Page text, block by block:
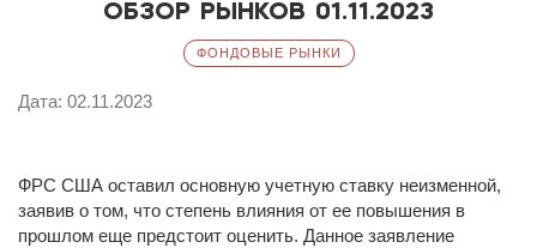
ОБЗОР РЫНКОВ 01.11.2023
ФОНДОВЫЕ РЫНКИ
Дата: 02.11.2023
ФРС США оставил основную учетную ставку неизменной,
заявив о том, что степень влияния от ее повышения в
прошлом еще предстоит оценить. Данное заявление